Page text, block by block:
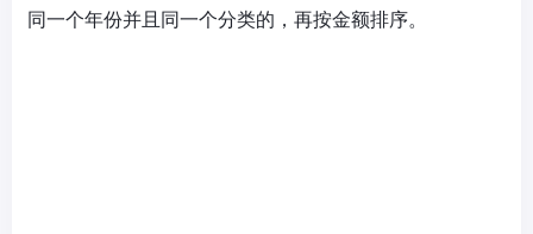
同一个年份并且同一个分类的，再按金额排序。